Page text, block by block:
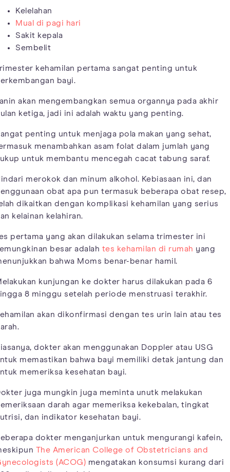
Kelelahan
Mual di pagi hari
Sakit kepala
Sembelit
kehamilan pertama sangat penting untuk
bayi.
akan mengembangkan semua organnya pada akhir
ketiga, jadi ini adalah waktu yang penting.
penting untuk menjaga pola makan yang sehat,
menambahkan asam folat dalam jumlah yang
untuk membantu mencegah cacat tabung saraf.
merokok dan minum alkohol. Kebiasaan ini, dan
obat apa pun termasuk beberapa obat resep,
dikaitkan dengan komplikasi kehamilan yang serius
kelainan kelahiran.
pertama yang akan dilakukan selama trimester ini
besar adalah tes kehamilan di rumah yang
bahwa Moms benar-benar hamil.
kunjungan ke dokter harus dilakukan pada 6
8 minggu setelah periode menstruasi terakhir.
akan dikonfirmasi dengan tes urin lain atau tes
dokter akan menggunakan Doppler atau USG
memastikan bahwa bayi memiliki detak jantung dan
memeriksa kesehatan bayi.
juga mungkin juga meminta unutk melakukan
darah agar memeriksa kekebalan, tingkat
dan indikator kesehatan bayi.
dokter menganjurkan untuk mengurangi kafein,
The American College of Obstetricians and
(ACOG) mengatakan konsumsi kurang dari